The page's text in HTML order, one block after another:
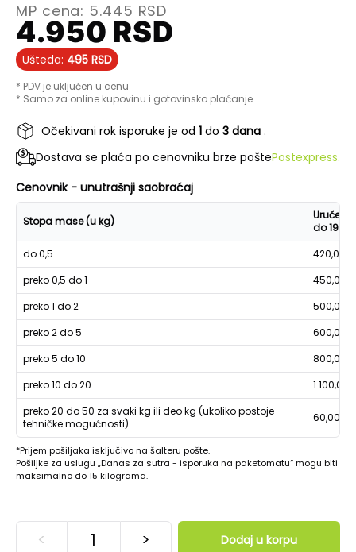
MP cena: 5.445 RSD
4.950 RSD
Ušteda: 495 RSD
* PDV je uključen u cenu
* Samo za online kupovinu i gotovinsko plaćanje
Očekivani rok isporuke je od 1 do 3 dana .
Dostava se plaća po cenovniku brze poštePostexpress.
Cenovnik - unutrašnji saobraćaj
Stopa mase (u kg)
Uručenje
do 19h
do 0,5
420,00
preko 0,5 do 1
450,00
preko 1 do 2
500,00
preko 2 do 5
600,00
preko 5 do 10
800,00
preko 10 do 20
1.100,00
preko 20 do 50 za svaki kg ili deo kg (ukoliko postoje
tehničke mogućnosti)
60,00
*Prijem pošiljaka isključivo na šalteru pošte.
Pošiljke za uslugu „Danas za sutra - isporuka na paketomatu“ mogu biti
maksimalno do 15 kilograma.
< > Dodaj u korpu